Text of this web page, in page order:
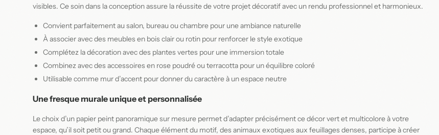
visibles. Ce soin dans la conception assure la réussite de votre projet décoratif avec un rendu professionnel et harmonieux.
Convient parfaitement au salon, bureau ou chambre pour une ambiance naturelle
À associer avec des meubles en bois clair ou rotin pour renforcer le style exotique
Complétez la décoration avec des plantes vertes pour une immersion totale
Combinez avec des accessoires en rose poudré ou terracotta pour un équilibre coloré
Utilisable comme mur d’accent pour donner du caractère à un espace neutre
Une fresque murale unique et personnalisée
Le choix d’un papier peint panoramique sur mesure permet d’adapter précisément ce décor vert et multicolore à votre
espace, qu’il soit petit ou grand. Chaque élément du motif, des animaux exotiques aux feuillages denses, participe à créer